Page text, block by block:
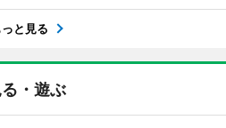
っと見る
る・遊ぶ